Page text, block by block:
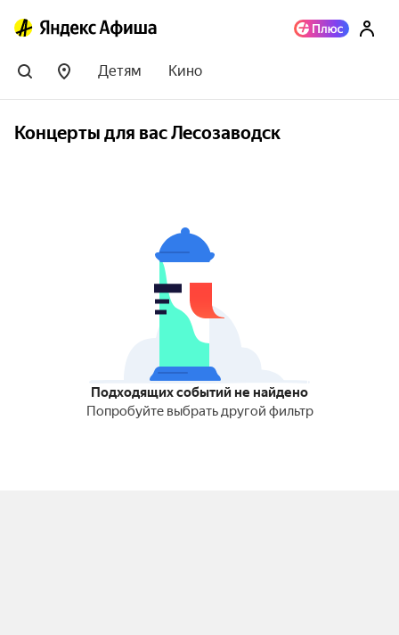
Детям Кино
Концерты для вас Лесозаводск
Подходящих событий не найдено
Попробуйте выбрать другой фильтр